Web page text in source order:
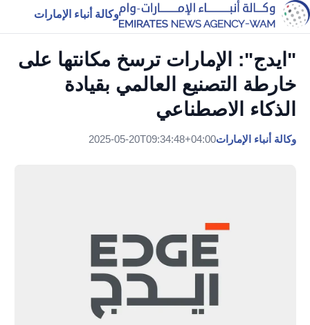
وكالة أنباء الإمارات
"ايدج": الإمارات ترسخ مكانتها على
خارطة التصنيع العالمي بقيادة
الذكاء الاصطناعي
وكالة أنباء الإمارات2025-05-20T09:34:48+04:00